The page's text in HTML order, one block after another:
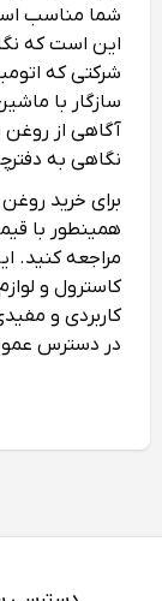
شما مناسب
این است که
شرکتی که
سازگار با
آگاهی از
نگاهی به
برای خرید
همینطور با
مراجعه کنید.
کاسترول و
کاربردی و
در دسترس